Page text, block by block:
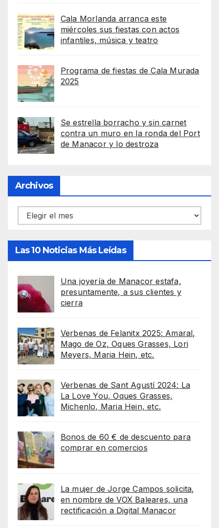
Cala Morlanda arranca este
miércoles sus fiestas con actos
infantiles, música y teatro
Programa de fiestas de Cala Murada
2025
Se estrella borracho y sin carnet
contra un muro en la ronda del Port
de Manacor y lo destroza
Archivos
Archivos
Las 10 Noticias Más Leídas
Una joyería de Manacor estafa,
presuntamente, a sus clientes y
cierra
Verbenas de Felanitx 2025: Amaral,
Mago de Oz, Oques Grasses, Lori
Meyers, Maria Hein, etc.
Verbenas de Sant Agustí 2024: La
La Love You, Oques Grasses,
Michenlo, Maria Hein, etc.
Bonos de 60 € de descuento para
comprar en comercios
La mujer de Jorge Campos solicita,
en nombre de VOX Baleares, una
rectificación a Digital Manacor